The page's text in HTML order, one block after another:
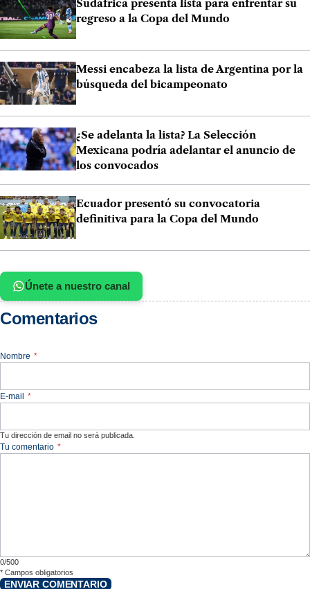
Sudáfrica presenta lista para enfrentar su
regreso a la Copa del Mundo
Messi encabeza la lista de Argentina por la
búsqueda del bicampeonato
¿Se adelanta la lista? La Selección
Mexicana podría adelantar el anuncio de
los convocados
Ecuador presentó su convocatoria
definitiva para la Copa del Mundo
Únete a nuestro canal
Comentarios
Nombre *
E-mail *
Tu dirección de email no será publicada.
Tu comentario *
0/500
* Campos obligatorios
ENVIAR COMENTARIO